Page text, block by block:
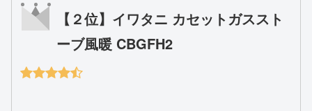
【２位】イワタニ カセットガススト
ーブ風暖 CBGFH2